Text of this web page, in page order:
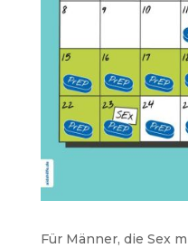
Für Männer, die Sex